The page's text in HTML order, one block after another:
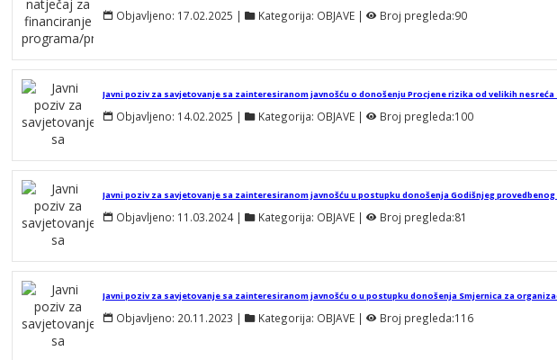
Objavljeno: 17.02.2025 | Kategorija: OBJAVE | Broj pregleda:90
Objavljeno: 14.02.2025 | Kategorija: OBJAVE | Broj pregleda:100
Javni poziv za savjetovanje sa zainteresiranom javnošću u postupku donošenja Godišnjeg
Objavljeno: 11.03.2024 | Kategorija: OBJAVE | Broj pregleda:81
Objavljeno: 20.11.2023 | Kategorija: OBJAVE | Broj pregleda:116